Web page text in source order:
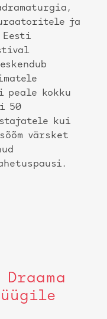
ja
peale kokku
50
kui
värsket